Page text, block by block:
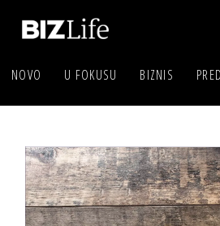
NOVO U FOKUSU BIZNIS